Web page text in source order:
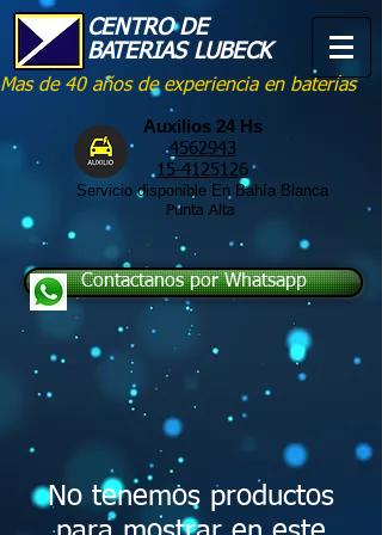
CENTRO DE
BATERIAS LUBECK
Mas de 40 años de experiencia en baterías
Auxilios 24 Hs
4562943
15-4125126
Servicio disponible En Bahía Blanca
Punta Alta
Contactanos por Whatsapp
No tenemos productos